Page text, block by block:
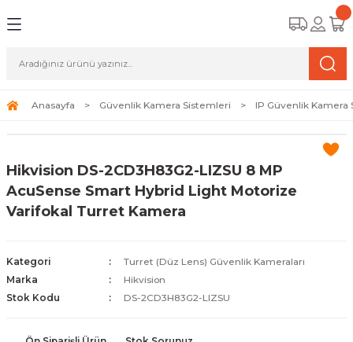
Sistemleri
Sistemleri (Network Kameraları)
ve Depolama Çözümleri
ve Bağlantı Kabloları
Kamera Lisansları
Güvenlik
Duvarı) Cihazları
Ağ Yönlendiricileri
Fi) ve Access Point Ürünleri
Antivirüs Yazılımları
ve Depolama Ürünleri
SSD
Kurtarma
Merkezi Altyapısı
Anasayfa Güvenlik Kamera Sistemleri IP Güvenlik Kamera
Hikvision DS-2CD3H83G2-LIZSU 8 MP
AcuSense Smart Hybrid Light Motorize
Varifokal Turret Kamera
Kategori
Turret (Düz Lens) Güvenlik Kameraları
Marka
Hikvision
Stok Kodu
DS-2CD3H83G2-LIZSU